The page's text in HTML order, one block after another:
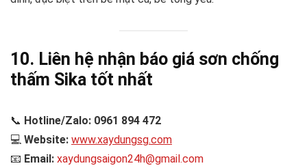
10. Liên hệ nhận báo giá sơn chống
thấm Sika tốt nhất
📞 Hotline/Zalo: 0961 894 472
💻 Website: www.xaydungsg.com
📧 Email: xaydungsaigon24h@gmail.com